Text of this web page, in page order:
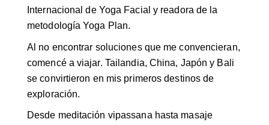
Internacional de Yoga Facial y readora de la
metodología Yoga Plan.
Al no encontrar soluciones que me convencieran,
comencé a viajar. Tailandia, China, Japón y Bali
se convirtieron en mis primeros destinos de
exploración.
Desde meditación vipassana hasta masaje